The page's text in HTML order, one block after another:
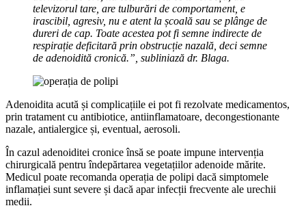
televizorul tare, are tulburări de comportament, e
irascibil, agresiv, nu e atent la școală sau se plânge de
dureri de cap. Toate acestea pot fi semne indirecte de
respirație deficitară prin obstrucție nazală, deci semne
de adenoidită cronică.”, subliniază dr. Blaga.
Adenoidita acută și complicațiile ei pot fi rezolvate medicamentos,
prin tratament cu antibiotice, antiinflamatoare, decongestionante
nazale, antialergice și, eventual, aerosoli.
În cazul adenoiditei cronice însă se poate impune intervenția
chirurgicală pentru îndepărtarea vegetațiilor adenoide mărite.
Medicul poate recomanda operația de polipi dacă simptomele
inflamației sunt severe și dacă apar infecții frecvente ale urechii
medii.